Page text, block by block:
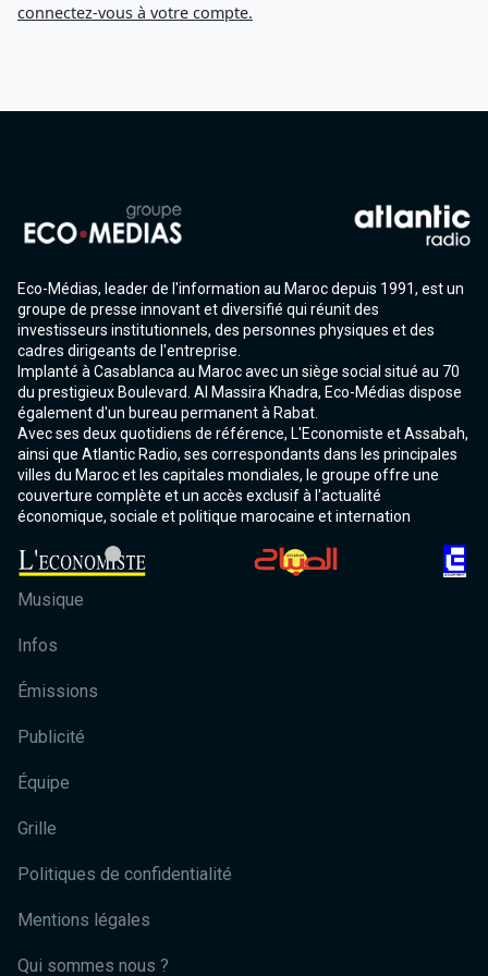
connectez-vous à votre compte.
Eco-Médias, leader de l'information au Maroc depuis 1991, est un
groupe de presse innovant et diversifié qui réunit des
investisseurs institutionnels, des personnes physiques et des
cadres dirigeants de l'entreprise.
Implanté à Casablanca au Maroc avec un siège social situé au 70
du prestigieux Boulevard. Al Massira Khadra, Eco-Médias dispose
également d'un bureau permanent à Rabat.
Avec ses deux quotidiens de référence, L'Economiste et Assabah,
ainsi que Atlantic Radio, ses correspondants dans les principales
villes du Maroc et les capitales mondiales, le groupe offre une
couverture complète et un accès exclusif à l'actualité
économique, sociale et politique marocaine et internation
Musique
Infos
Émissions
Publicité
Équipe
Grille
Politiques de confidentialité
Mentions légales
Qui sommes nous ?